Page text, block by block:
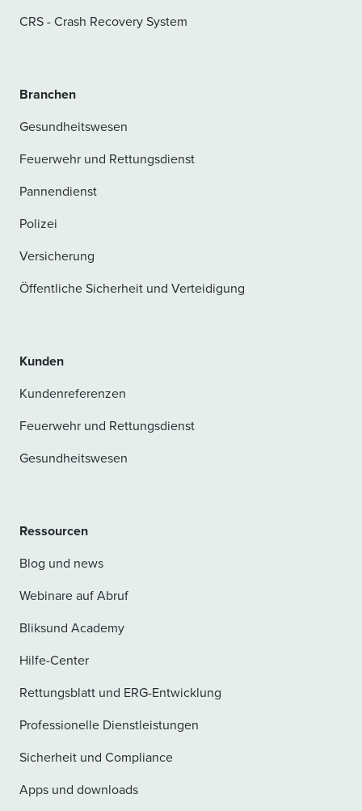
CRS - Crash Recovery System
Branchen
Gesundheitswesen
Feuerwehr und Rettungsdienst
Pannendienst
Polizei
Versicherung
Öffentliche Sicherheit und Verteidigung
Kunden
Kundenreferenzen
Feuerwehr und Rettungsdienst
Gesundheitswesen
Ressourcen
Blog und news
Webinare auf Abruf
Bliksund Academy
Hilfe-Center
Rettungsblatt und ERG-Entwicklung
Professionelle Dienstleistungen
Sicherheit und Compliance
Apps und downloads